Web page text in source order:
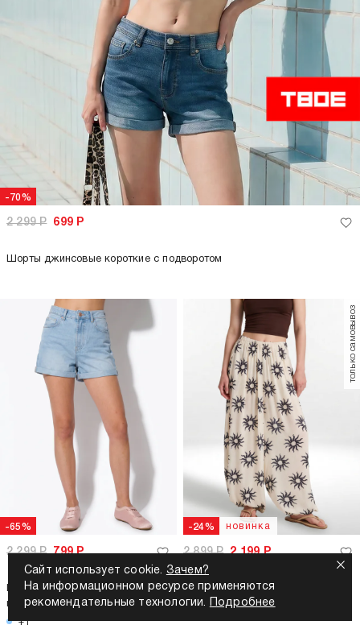
-70%
2 299Р 699 Р
Шорты джинсовые короткие с подворотом
-65%
2 299Р 799Р
Шорты джинсовые летние с
подворотом
+1
-24% новинка
только самовывоз
2 899Р 2 199Р
Брюки алладины летние
Сайт использует cookie. Зачем?
На информационном ресурсе применяются
рекомендательные технологии.
Подробнее